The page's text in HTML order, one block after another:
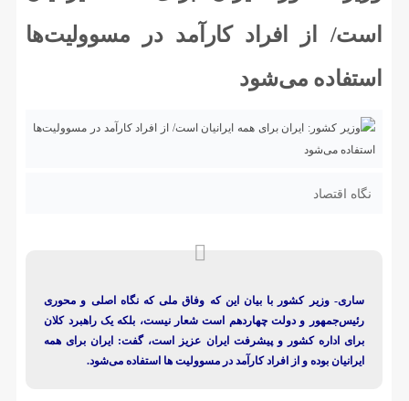
است/ از افراد کارآمد در مسوولیت‌ها
استفاده می‌شود
نگاه اقتصاد
ساری- وزیر کشور با بیان این که وفاق ملی که نگاه اصلی و محوری
رئیس‌جمهور و دولت چهاردهم است شعار نیست، بلکه یک راهبرد کلان
برای اداره کشور و پیشرفت ایران عزیز است، گفت: ایران برای همه
ایرانیان بوده و از افراد کارآمد در مسوولیت ها استفاده می‌شود.